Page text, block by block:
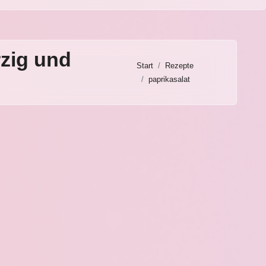
und Start
Rezepte
paprikasalat